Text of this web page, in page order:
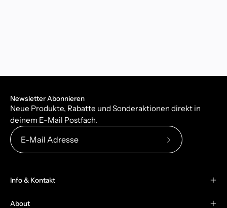
Newsletter Abonnieren
Neue Produkte, Rabatte und Sonderaktionen direkt in
deinem E-Mail Postfach.
Abonniere
Info & Kontakt
About